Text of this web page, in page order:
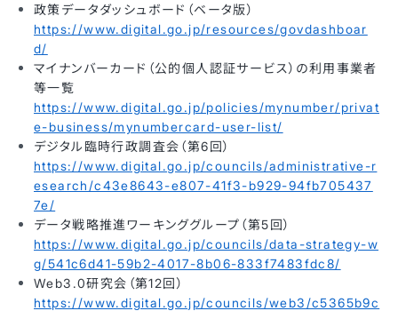
政策データダッシュボード（ベータ版）
https://www.digital.go.jp/resources/govdashboar
d/
マイナンバーカード（公的個人認証サービス）の利用事業者
等一覧
https://www.digital.go.jp/policies/mynumber/privat
e-business/mynumbercard-user-list/
デジタル臨時行政調査会（第6回）
https://www.digital.go.jp/councils/administrative-r
esearch/c43e8643-e807-41f3-b929-94fb705437
7e/
データ戦略推進ワーキンググループ（第5回）
https://www.digital.go.jp/councils/data-strategy-w
g/541c6d41-59b2-4017-8b06-833f7483fdc8/
Web3.0研究会（第12回）
https://www.digital.go.jp/councils/web3/c5365b9c